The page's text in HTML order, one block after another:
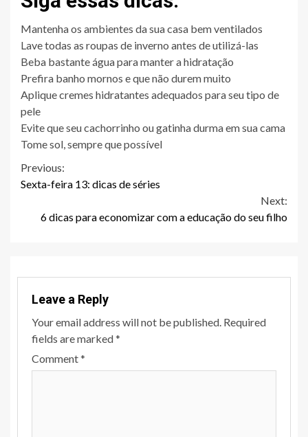
Mantenha os ambientes da sua casa bem ventilados
Lave todas as roupas de inverno antes de utilizá-las
Beba bastante água para manter a hidratação
Prefira banho mornos e que não durem muito
Aplique cremes hidratantes adequados para seu tipo de
pele
Evite que seu cachorrinho ou gatinha durma em sua cama
Tome sol, sempre que possível
Continue
Previous:
Sexta-feira 13: dicas de séries
Next:
6 dicas para economizar com a educação do seu filho
Leave a Reply
Your email address will not be published. Required
fields are marked*
Comment*